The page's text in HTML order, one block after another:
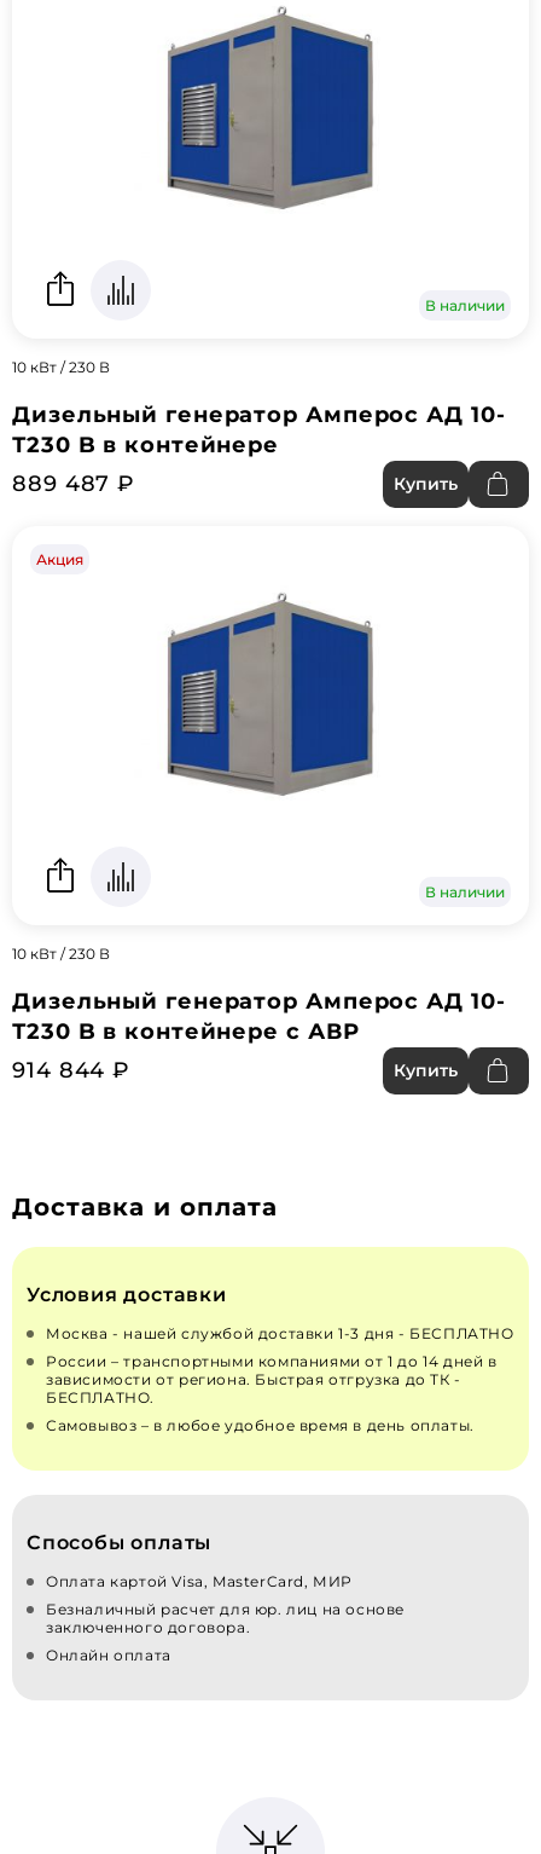
В наличии
10 кВт / 230 В
Дизельный генератор Амперос АД 10-
Т230 B в контейнере
889 487 ₽
Купить
Акция
В наличии
10 кВт / 230 В
Дизельный генератор Амперос АД 10-
Т230 B в контейнере с АВР
914 844 ₽
Купить
Доставка и оплата
Условия доставки
Москва - нашей службой доставки 1-3 дня - БЕСПЛАТНО
России – транспортными компаниями от 1 до 14 дней в
зависимости от региона. Быстрая отгрузка до ТК -
БЕСПЛАТНО.
Самовывоз – в любое удобное время в день оплаты.
Способы оплаты
Оплата картой Visa, MasterCard, МИР
Безналичный расчет для юр. лиц на основе
заключенного договора.
Онлайн оплата